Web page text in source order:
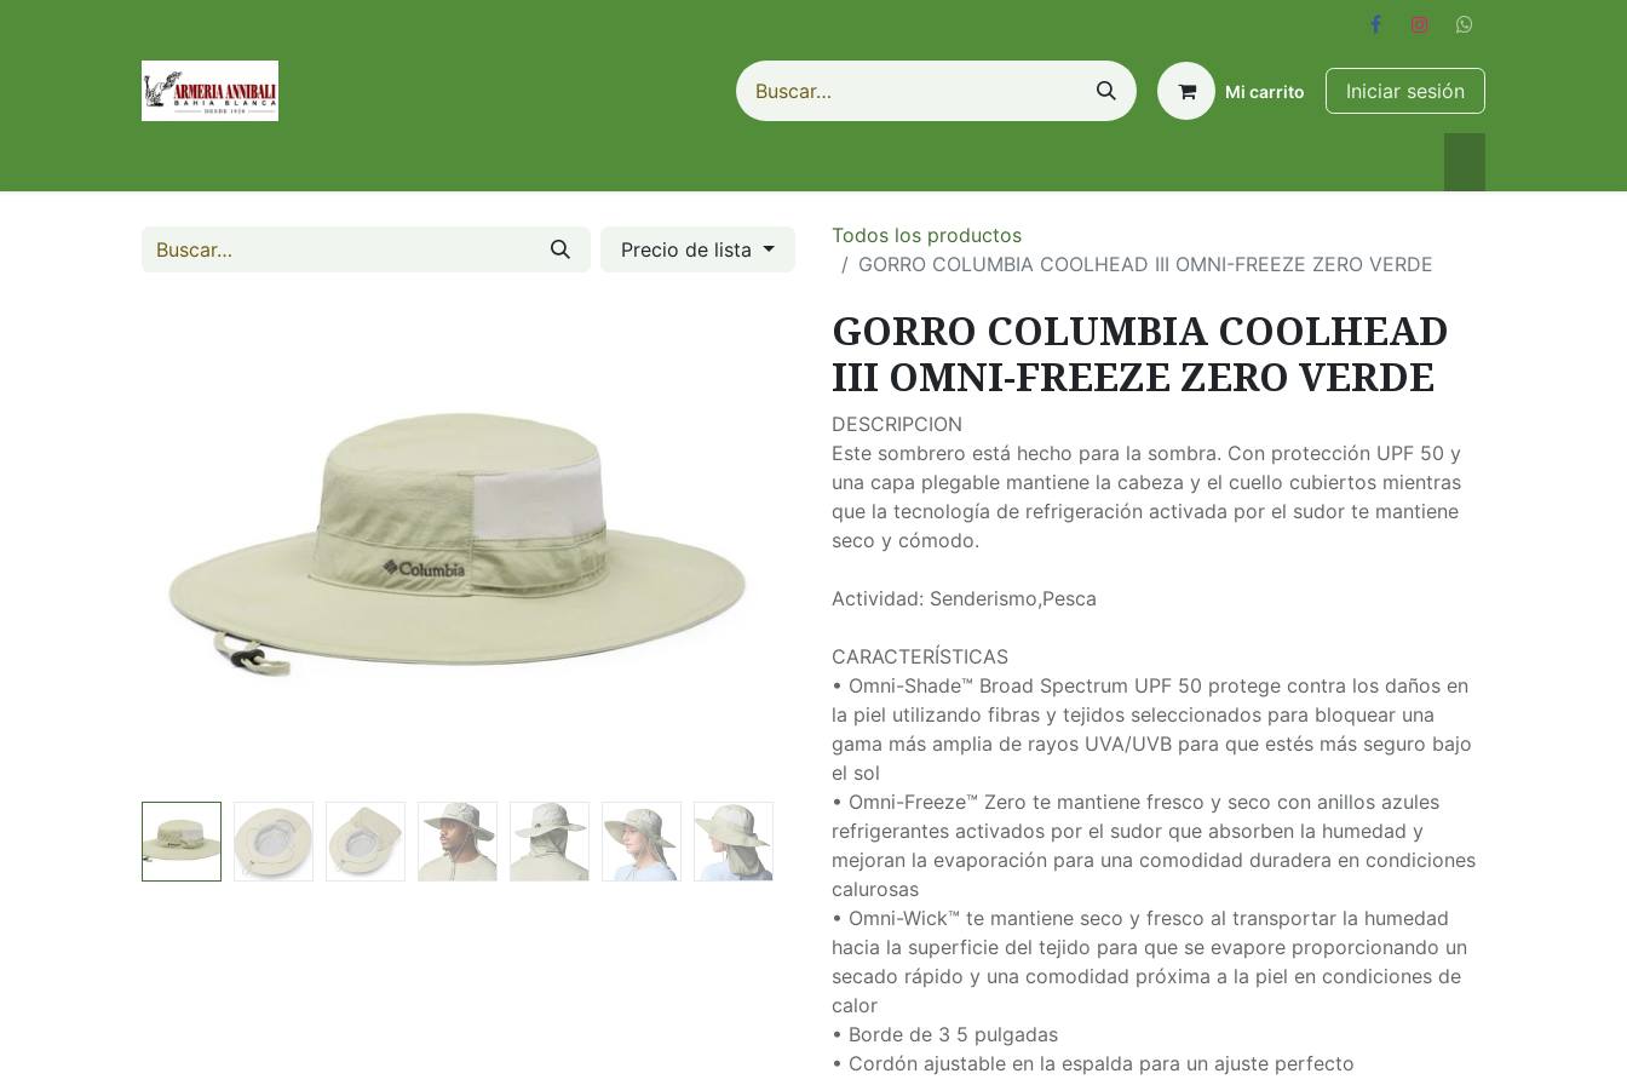
Mi carrito Iniciar sesión
Precio de lista
Todos los productos
GORRO COLUMBIA COOLHEAD III OMNI-FREEZE ZERO VERDE
GORRO COLUMBIA COOLHEAD
III OMNI-FREEZE ZERO VERDE
DESCRIPCION
Este sombrero está hecho para la sombra. Con protección UPF 50 y
una capa plegable mantiene la cabeza y el cuello cubiertos mientras
que la tecnología de refrigeración activada por el sudor te mantiene
seco y cómodo.
Actividad: Senderismo,Pesca
CARACTERÍSTICAS
• Omni-Shade™ Broad Spectrum UPF 50 protege contra los daños en
la piel utilizando fibras y tejidos seleccionados para bloquear una
gama más amplia de rayos UVA/UVB para que estés más seguro bajo
el sol
• Omni-Freeze™ Zero te mantiene fresco y seco con anillos azules
refrigerantes activados por el sudor que absorben la humedad y
mejoran la evaporación para una comodidad duradera en condiciones
calurosas
• Omni-Wick™ te mantiene seco y fresco al transportar la humedad
hacia la superficie del tejido para que se evapore proporcionando un
secado rápido y una comodidad próxima a la piel en condiciones de
calor
• Borde de 3 5 pulgadas
• Cordón ajustable en la espalda para un ajuste perfecto